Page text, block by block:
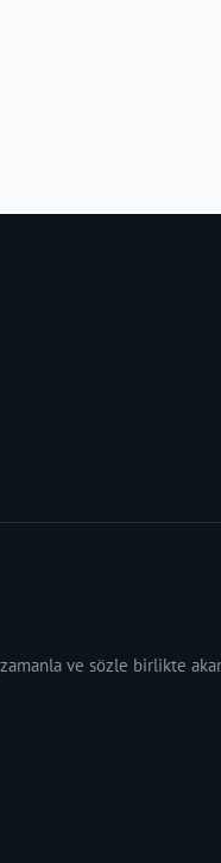
ve sözle birlikte